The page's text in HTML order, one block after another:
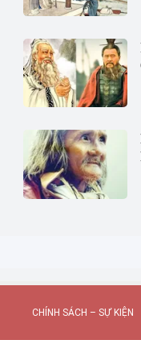
CHÍNH SÁCH – SỰ KIỆN